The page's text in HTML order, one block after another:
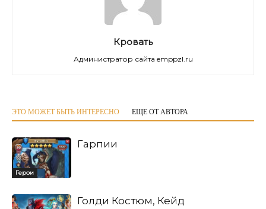
Кровать
Администратор сайта emppzl.ru
ЭТО МОЖЕТ БЫТЬ ИНТЕРЕСНО ЕЩЕ ОТ АВТОРА
Герои
Гарпии
Голди Костюм, Кейд